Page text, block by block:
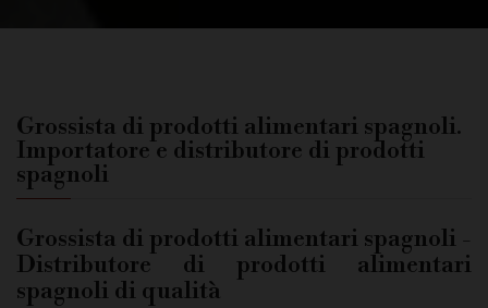
Grossista di prodotti alimentari spagnoli.
Importatore e distributore di prodotti
spagnoli
Grossista di prodotti alimentari spagnoli -
Distributore di prodotti alimentari
spagnoli di qualità